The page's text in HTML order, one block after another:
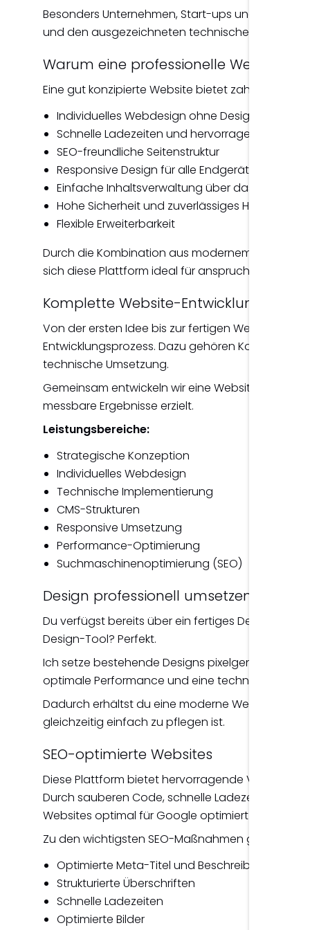
Besonders Unternehmen, Start-ups und
und den ausgezeichneten technischen
Warum eine professionelle Website
Eine gut konzipierte Website bietet zahlreiche
Individuelles Webdesign ohne Designvorlagen
Schnelle Ladezeiten und hervorragende
SEO-freundliche Seitenstruktur
Responsive Design für alle Endgeräte
Einfache Inhaltsverwaltung über das CMS
Hohe Sicherheit und zuverlässiges Hosting
Flexible Erweiterbarkeit
Durch die Kombination aus modernem Design
sich diese Plattform ideal für anspruchsvolle
Komplette Website-Entwicklung aus
Von der ersten Idee bis zur fertigen Website
Entwicklungsprozess. Dazu gehören Konzeption,
technische Umsetzung.
Gemeinsam entwickeln wir eine Website, die
messbare Ergebnisse erzielt.
Leistungsbereiche:
Strategische Konzeption
Individuelles Webdesign
Technische Implementierung
CMS-Strukturen
Responsive Umsetzung
Performance-Optimierung
Suchmaschinenoptimierung (SEO)
Design professionell umsetzen lassen
Du verfügst bereits über ein fertiges Design in
Design-Tool? Perfekt.
Ich setze bestehende Designs pixelgenau um
optimale Performance und eine technisch
Dadurch erhältst du eine moderne Website, die
gleichzeitig einfach zu pflegen ist.
SEO-optimierte Websites
Diese Plattform bietet hervorragende
Durch sauberen Code, schnelle Ladezeiten und
Websites optimal für Google optimiert werden.
Zu den wichtigsten SEO-Maßnahmen gehören:
Optimierte Meta-Titel und Beschreibungen
Strukturierte Überschriften
Schnelle Ladezeiten
Optimierte Bilder